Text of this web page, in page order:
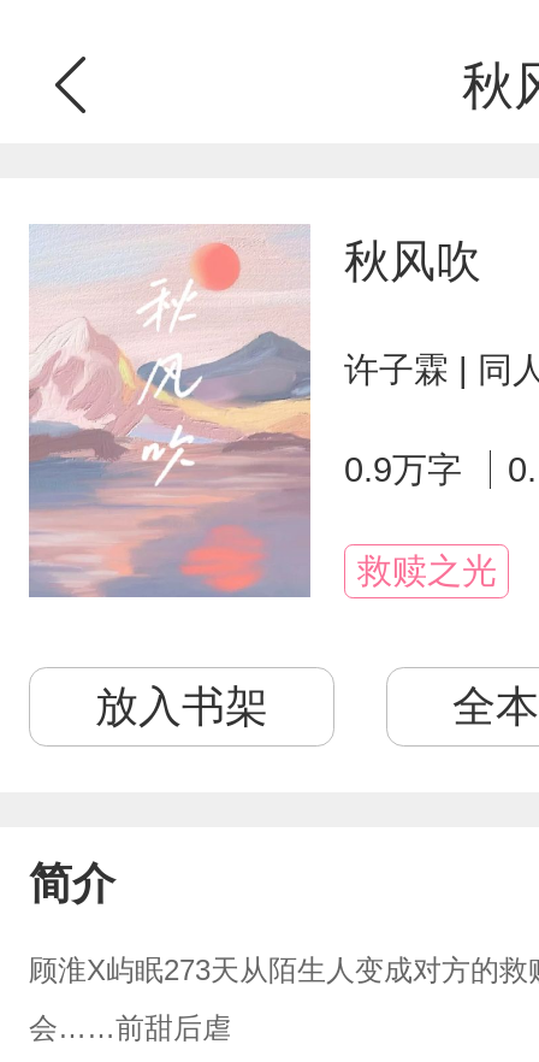
秋
秋风吹
许子霖 | 同
0.9万字
救赎之光
放入书架 全
简介
顾淮X屿眠273天从陌生人变成对方的
会……前甜后虐